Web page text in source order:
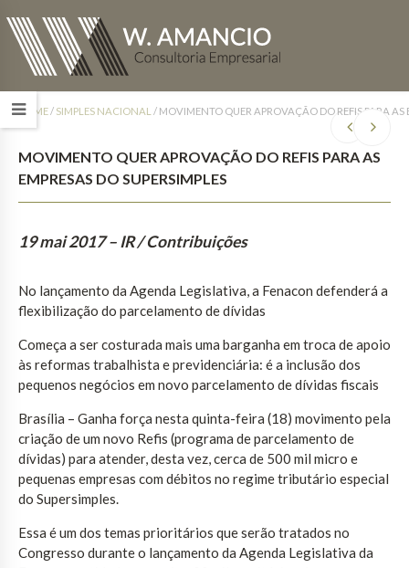
HOME/ SIMPLES NACIONAL / MOVIMENTO QUER APROVAÇÃO DO REFIS PARA AS
MOVIMENTO QUER APROVAÇÃO DO REFIS PARA AS
EMPRESAS DO SUPERSIMPLES
19 mai 2017 – IR / Contribuições
No lançamento da Agenda Legislativa, a Fenacon defenderá a
flexibilização do parcelamento de dívidas
Começa a ser costurada mais uma barganha em troca de apoio
às reformas trabalhista e previdenciária: é a inclusão dos
pequenos negócios em novo parcelamento de dívidas fiscais
Brasília – Ganha força nesta quinta-feira (18) movimento pela
criação de um novo Refis (programa de parcelamento de
dívidas) para atender, desta vez, cerca de 500 mil micro e
pequenas empresas com débitos no regime tributário especial
do Supersimples.
Essa é um dos temas prioritários que serão tratados no
Congresso durante o lançamento da Agenda Legislativa da